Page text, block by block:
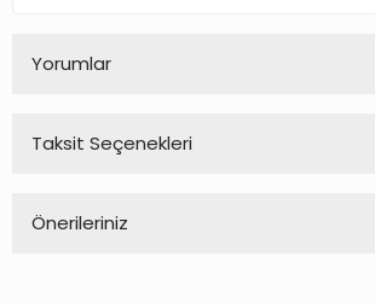
Yorumlar
Taksit Seçenekleri
Önerileriniz